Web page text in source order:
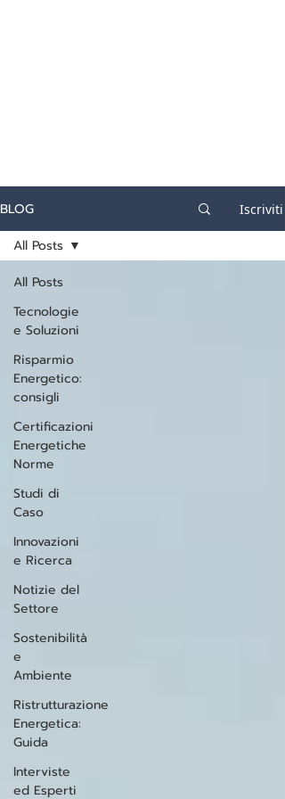
BLOG Iscriviti
All Posts
Tecnologie
e Soluzioni
Risparmio
Energetico:
consigli
Certificazioni
Energetiche
Norme
Studi di
Caso
Innovazioni
e Ricerca
Notizie del
Settore
Sostenibilità
e
Ambiente
Ristrutturazione
Energetica:
Guida
Interviste
ed Esperti
All Posts